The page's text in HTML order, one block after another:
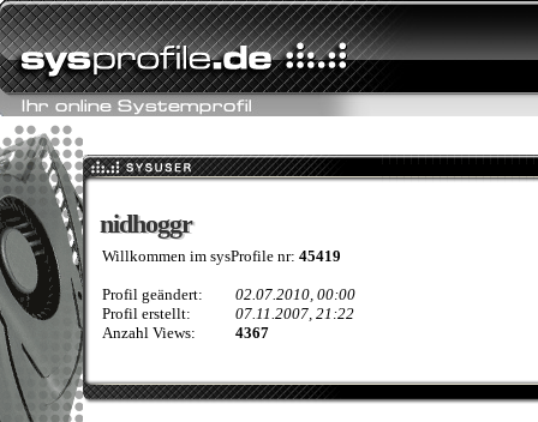
nidhoggr
nidhoggr
Willkommen im sysProfile nr: 45419
Profil geändert:
02.07.2010, 00:00
Profil erstellt:
07.11.2007, 21:22
Anzahl Views:
4367